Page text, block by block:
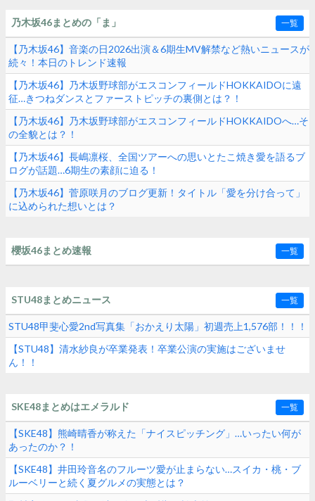
乃木坂46まとめの「ま」 一覧
【乃木坂46】音楽の日2026出演＆6期生MV解禁など熱いニュースが
続々！本日のトレンド速報
【乃木坂46】乃木坂野球部がエスコンフィールドHOKKAIDOに遠
征…きつねダンスとファーストピッチの裏側とは？！
【乃木坂46】乃木坂野球部がエスコンフィールドHOKKAIDOへ…そ
の全貌とは？！
【乃木坂46】長嶋凛桜、全国ツアーへの思いとたこ焼き愛を語るブ
ログが話題…6期生の素顔に迫る！
【乃木坂46】菅原咲月のブログ更新！タイトル「愛を分け合って」
に込められた想いとは？
櫻坂46まとめ速報 一覧
STU48まとめニュース 一覧
STU48甲斐心愛2nd写真集「おかえり太陽」初週売上1,576部！！！
【STU48】清水紗良が卒業発表！卒業公演の実施はございませ
ん！！
SKE48まとめはエメラルド 一覧
【SKE48】熊崎晴香が称えた「ナイスピッチング」…いったい何が
あったのか？！
【SKE48】井田玲音名のフルーツ愛が止まらない…スイカ・桃・ブ
ルーベリーと続く夏グルメの実態とは？